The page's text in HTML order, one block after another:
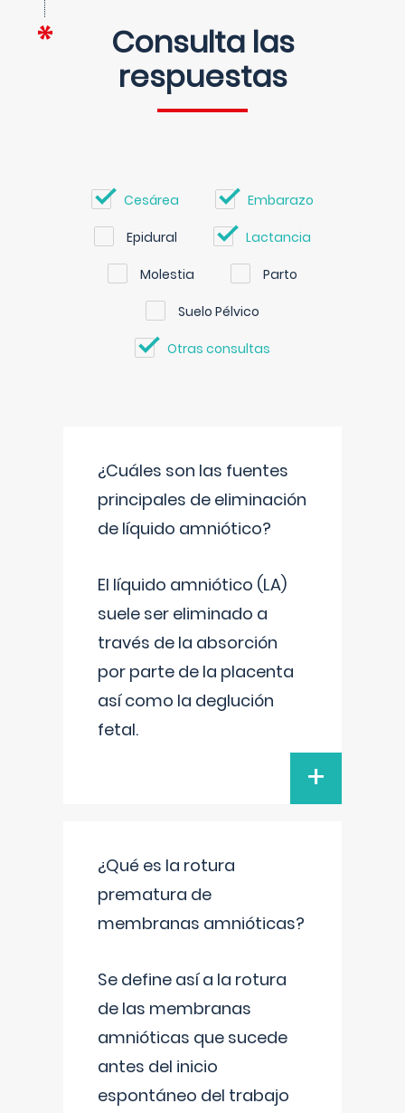
Consulta las
respuestas
Cesárea Embarazo
Epidural Lactancia
Molestia Parto
Suelo Pélvico
Otras consultas
¿Cuáles son las fuentes
principales de eliminación
de líquido amniótico?
El líquido amniótico (LA)
suele ser eliminado a
través de la absorción
por parte de la placenta
así como la deglución
fetal.
+
¿Qué es la rotura
prematura de
membranas amnióticas?
Se define así a la rotura
de las membranas
amnióticas que sucede
antes del inicio
espontáneo del trabajo